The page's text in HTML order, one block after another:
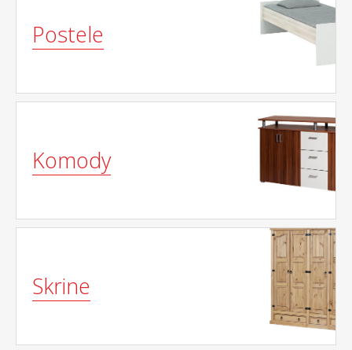
Postele
Komody
Skrine